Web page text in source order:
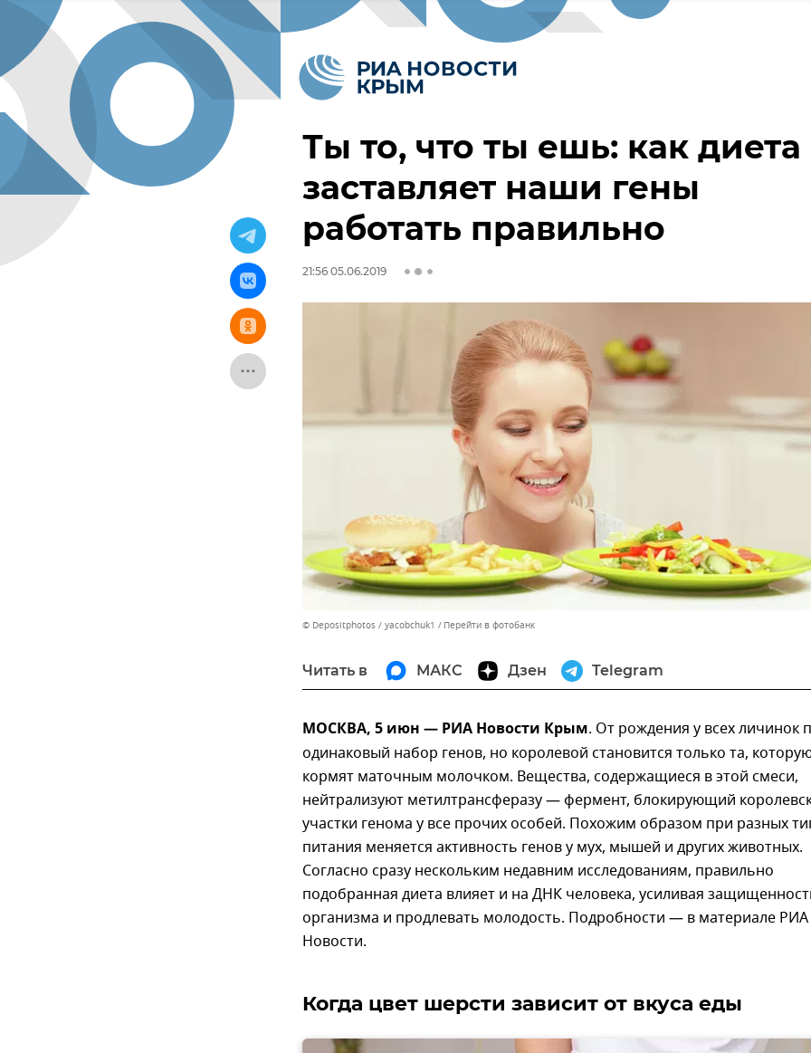
Ты то, что ты ешь: как диета
заставляет наши гены
работать правильно
21:56 05.06.2019
© Depositphotos / yacobchuk1 Перейти в фотобанк
Читать в МАКС Дзен Telegram
МОСКВА, 5 июн — РИА Новости Крым. От рождения у всех личинок
одинаковый набор генов, но королевой становится только та,
кормят маточным молочком. Вещества, содержащиеся в этой смеси,
нейтрализуют метилтрансферазу — фермент, блокирующий
участки генома у все прочих особей. Похожим образом при разных
питания меняется активность генов у мух, мышей и других животных.
Согласно сразу нескольким недавним исследованиям, правильно
подобранная диета влияет и на ДНК человека, усиливая
организма и продлевать молодость. Подробности — в материале РИА
Новости.
Когда цвет шерсти зависит от вкуса еды